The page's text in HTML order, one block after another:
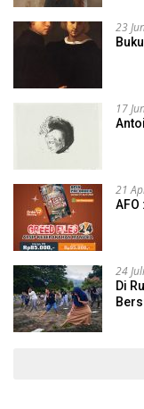
23
17
21
24
Di